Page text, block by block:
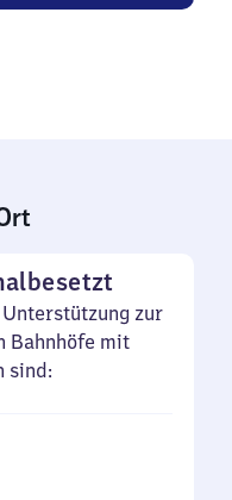
zur
Bahnhöfe mit
sind: